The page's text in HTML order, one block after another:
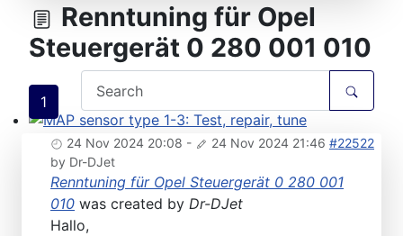
MAP sensor type 1-3: Test, repair, tune
Renntuning für Opel
Steuergerät 0 280 001 010
1
24 Nov 2024 20:08 - 24 Nov 2024 21:46 #22522
by Dr-DJet
Renntuning für Opel Steuergerät 0 280 001
010 was created by Dr-DJet
Hallo,